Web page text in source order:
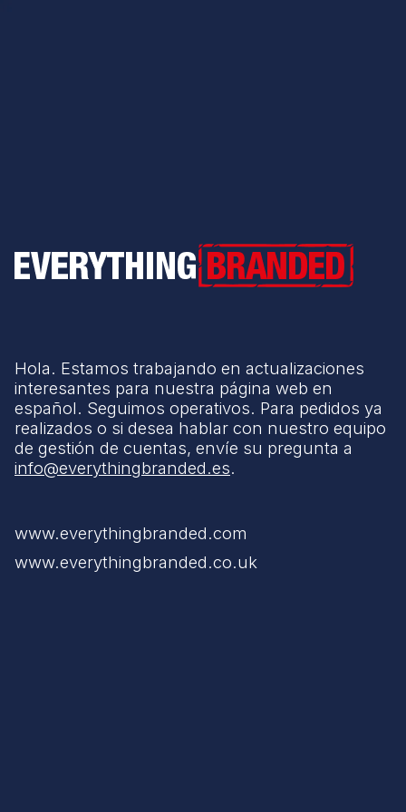
Everything Branded
Hola. Estamos trabajando en actualizaciones
interesantes para nuestra página web en
español. Seguimos operativos. Para pedidos ya
realizados o si desea hablar con nuestro equipo
de gestión de cuentas, envíe su pregunta a
info@everythingbranded.es.
www.everythingbranded.com
www.everythingbranded.co.uk